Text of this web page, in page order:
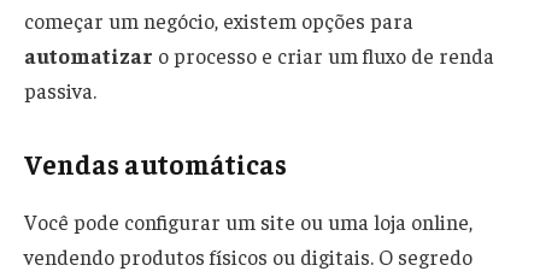
começar um negócio, existem opções para
automatizar o processo e criar um fluxo de renda
passiva.
Vendas automáticas
Você pode configurar um site ou uma loja online,
vendendo produtos físicos ou digitais. O segredo